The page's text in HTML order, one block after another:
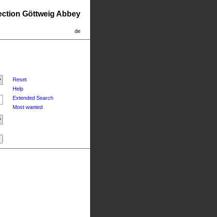
Göttweig Abbey
de
Reset
Help
Extended Search
Most wanted